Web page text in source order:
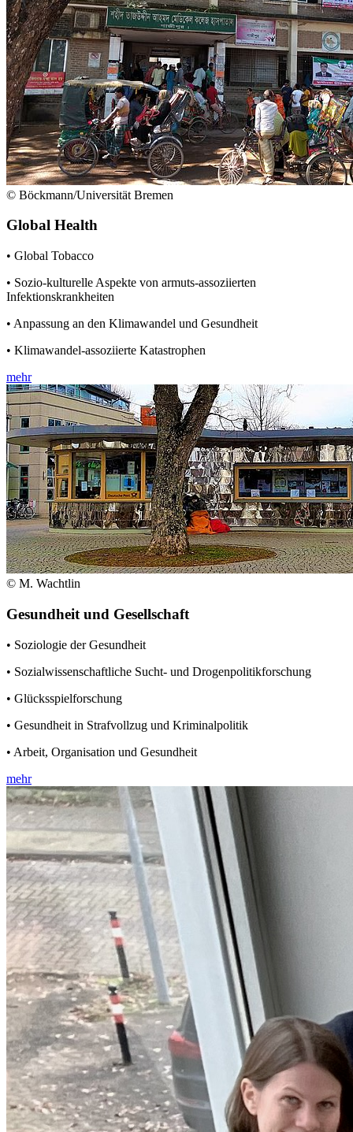
© Böckmann/Universität Bremen
Global Health
• Global Tobacco
• Sozio-kulturelle Aspekte von armuts-assoziierten
Infektionskrankheiten
• Anpassung an den Klimawandel und Gesundheit
• Klimawandel-assoziierte Katastrophen
mehr
© M. Wachtlin
Gesundheit und Gesellschaft
• Soziologie der Gesundheit
• Sozialwissenschaftliche Sucht- und Drogenpolitikforschung
• Glücksspielforschung
• Gesundheit in Strafvollzug und Kriminalpolitik
• Arbeit, Organisation und Gesundheit
mehr